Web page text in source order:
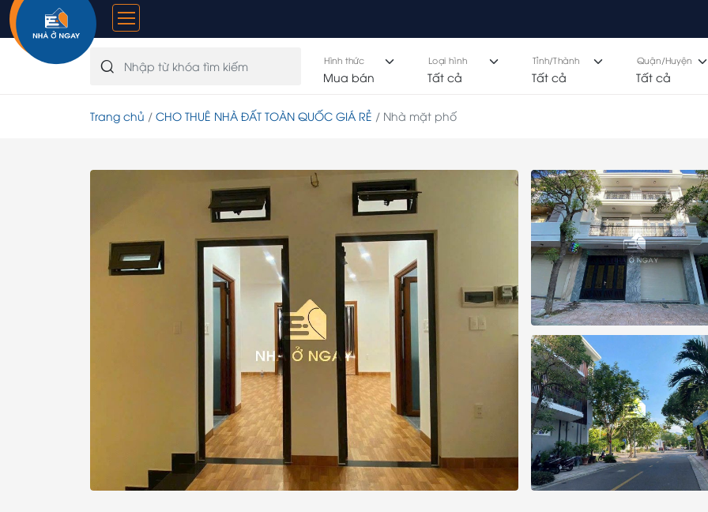
Hình thức Loại hình Tỉnh/Thành Quận/Huyện
Trang chủ CHO THUÊ NHÀ ĐẤT TOÀN QUỐC GIÁ RẺ Nhà mặt phố